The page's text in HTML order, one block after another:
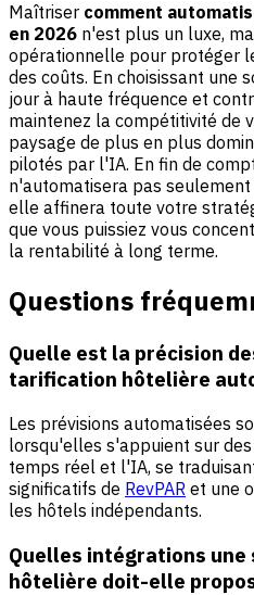
Maîtriser comment
en 2026 n'est plus un luxe,
opérationnelle pour protéger
des coûts. En choisissant une
jour à haute fréquence et
maintenez la compétitivité de
paysage de plus en plus
pilotés par l'IA. En fin de
n'automatisera pas
elle affinera toute votre
que vous puissiez vous
la rentabilité à long terme.
Questions
Quelle est la précision
tarification hôtelière
Les prévisions automatisées
lorsqu'elles s'appuient sur
temps réel et l'IA, se
significatifs de RevPAR et une
les hôtels indépendants.
Quelles intégrations
hôtelière doit-elle